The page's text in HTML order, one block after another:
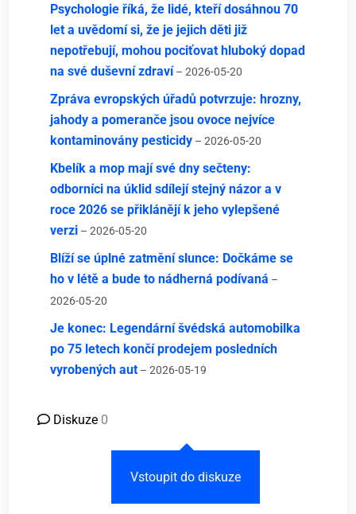
Psychologie říká, že lidé, kteří dosáhnou 70
let a uvědomí si, že je jejich děti již
nepotřebují, mohou pociťovat hluboký dopad
na své duševní zdraví – 2026-05-20
Zpráva evropských úřadů potvrzuje: hrozny,
jahody a pomeranče jsou ovoce nejvíce
kontaminovány pesticidy – 2026-05-20
Kbelík a mop mají své dny sečteny:
odborníci na úklid sdílejí stejný názor a v
roce 2026 se přiklánějí k jeho vylepšené
verzi – 2026-05-20
Blíží se úplné zatmění slunce: Dočkáme se
ho v létě a bude to nádherná podívaná –
2026-05-20
Je konec: Legendární švédská automobilka
po 75 letech končí prodejem posledních
vyrobených aut – 2026-05-19
Diskuze 0
Vstoupit do diskuze